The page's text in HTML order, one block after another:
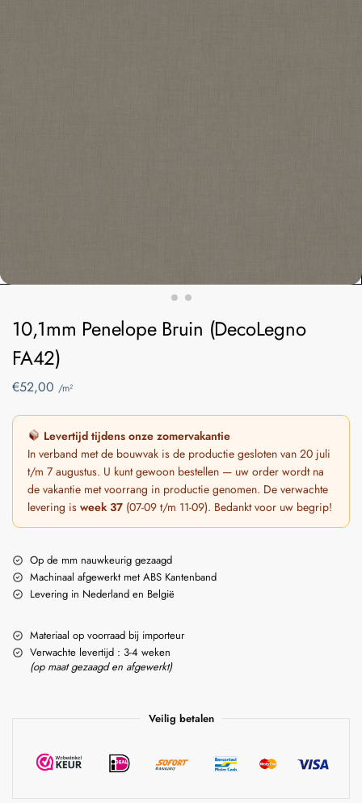
10,1mm Penelope Bruin (DecoLegno
FA42)
€52,00 /m²
Levertijd tijdens onze zomervakantie
In verband met de bouwvak is de productie gesloten van 20 juli
t/m 7 augustus. U kunt gewoon bestellen — uw order wordt na
de vakantie met voorrang in productie genomen. De verwachte
levering is week 37 (07-09 t/m 11-09). Bedankt voor uw begrip!
Op de mm nauwkeurig gezaagd
Machinaal afgewerkt met ABS Kantenband
Levering in Nederland en België
Materiaal op voorraad bij importeur
Verwachte levertijd : 3-4 weken
(op maat gezaagd en afgewerkt)
Veilig betalen